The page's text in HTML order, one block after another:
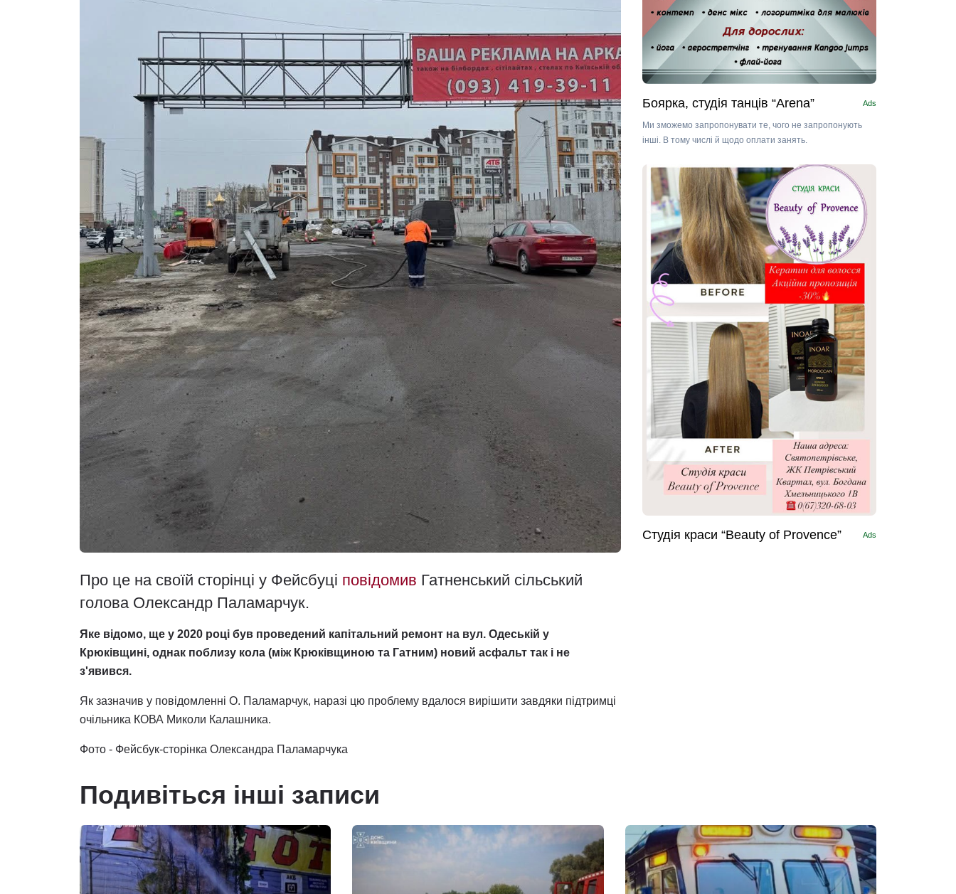
Про це на своїй сторінці у Фейсбуці повідомив Гатненський сільський
голова Олександр Паламарчук.
Яке відомо, ще у 2020 році був проведений капітальний ремонт на вул. Одеській у
Крюківщині, однак поблизу кола (між Крюківщиною та Гатним) новий асфальт так і не
з'явився.
Як зазначив у повідомленні О. Паламарчук, наразі цю проблему вдалося вирішити завдяки підтримці
очільника КОВА Миколи Калашника.
Фото - Фейсбук-сторінка Олександра Паламарчука
Боярка, студія танців “Arena” Ads
Ми зможемо запропонувати те, чого не запропонують
інші. В тому числі й щодо оплати занять.
Студія краси “Beauty of Provence” Ads
Подивіться інші записи